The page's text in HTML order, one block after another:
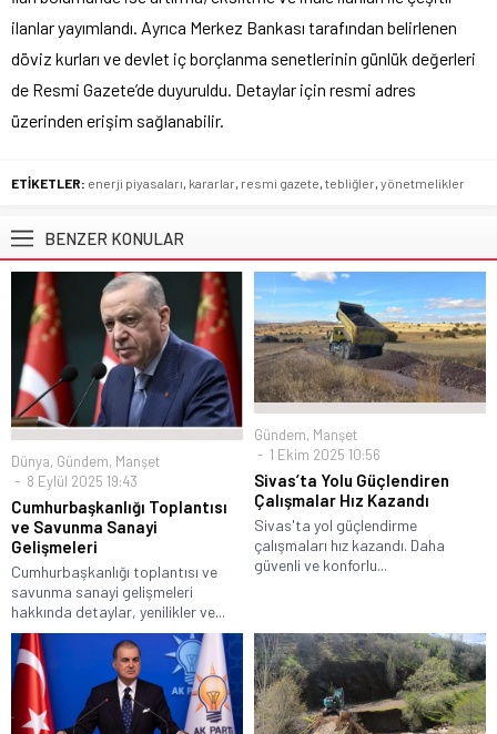
ilanlar yayımlandı. Ayrıca Merkez Bankası tarafından belirlenen
döviz kurları ve devlet iç borçlanma senetlerinin günlük değerleri
de Resmi Gazete’de duyuruldu. Detaylar için resmi adres
üzerinden erişim sağlanabilir.
ETİKETLER: enerji piyasaları, kararlar, resmi gazete, tebliğler, yönetmelikler
BENZER KONULAR
Dünya, Gündem, Manşet
8 Eylül 2025 19:43
Cumhurbaşkanlığı Toplantısı
ve Savunma Sanayi
Gelişmeleri
Cumhurbaşkanlığı toplantısı ve
savunma sanayi gelişmeleri
hakkında detaylar, yenilikler ve...
Gündem, Manşet
1 Ekim 2025 10:56
Sivas’ta Yolu Güçlendiren
Çalışmalar Hız Kazandı
Sivas'ta yol güçlendirme
çalışmaları hız kazandı. Daha
güvenli ve konforlu...